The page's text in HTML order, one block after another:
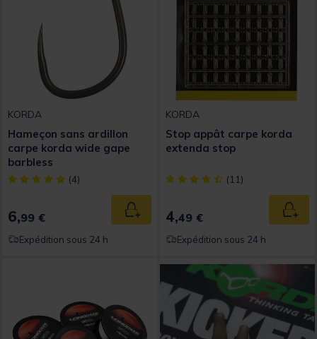
KORDA
Hameçon sans ardillon
carpe korda wide gape
barbless
[object Object] out of 5 Customer Rating
(4)
6,99 € Ajouter au panier
Expédition sous 24 h
KORDA
Stop appât carpe korda
extenda stop
[object Object] out of 5
(11)
4,49 €
Expédition sous 24 h